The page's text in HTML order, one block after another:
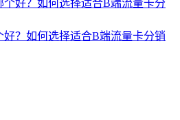
？如何选择适合B端流量卡分销